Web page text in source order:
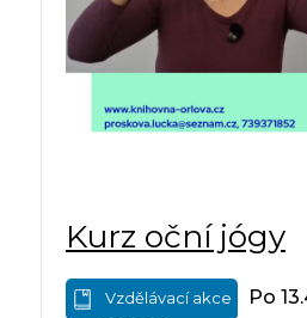
Kurz oční jógy
Vzdělávací akce
Po